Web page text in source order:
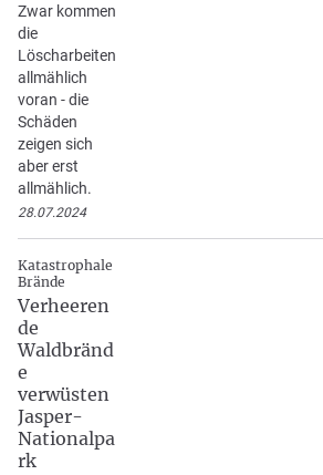
Zwar kommen
die
Löscharbeiten
allmählich
voran - die
Schäden
zeigen sich
aber erst
allmählich.
28.07.2024
Katastrophale
Brände
Verheeren
de
Waldbränd
e
verwüsten
Jasper-
Nationalpa
rk